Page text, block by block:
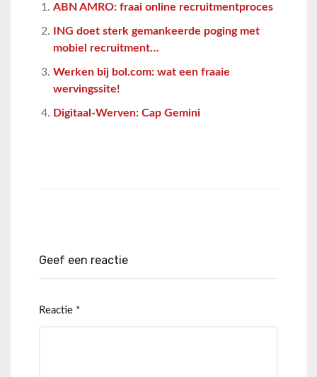
ABN AMRO: fraai online recruitmentproces
ING doet sterk gemankeerde poging met
mobiel recruitment…
Werken bij bol.com: wat een fraaie
wervingssite!
Digitaal-Werven: Cap Gemini
Geef een reactie
Reactie *